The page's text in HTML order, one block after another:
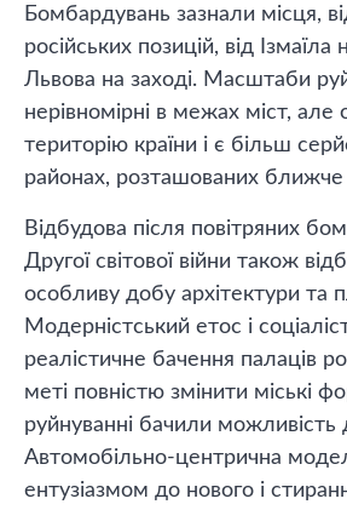
Бомбардувань зазнали місця,
російських позицій, від Ізмаїла
Львова на заході. Масштаби
нерівномірні в межах міст,
територію країни і є більш
районах, розташованих ближче
Відбудова після повітряних
Другої світової війни також
особливу добу архітектури та
Модерністський етос і
реалістичне бачення палаців
меті повністю змінити міські
руйнуванні бачили можливість
Автомобільно-центрична
ентузіазмом до нового і